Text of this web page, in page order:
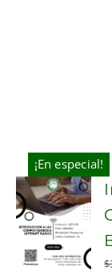
¡En especial!
ADD TO
$